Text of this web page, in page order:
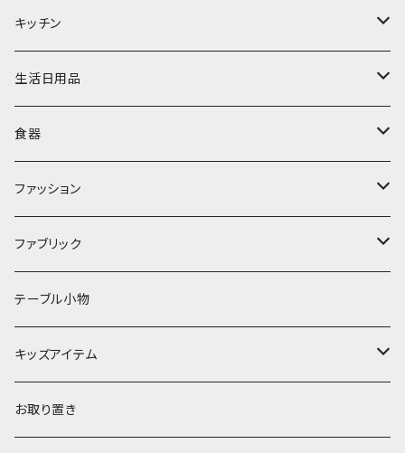
置物・オブジェ
ミラー
ぬいぐるみ
時計
フラワーベース
ランプ
キッチン
水筒・マグ
カトラリー
食器
その他
生活日用品
タオル・ハンカチ
キッチンクロス
その他
食器
コップ・マグカップ
プレート
ボウル
お茶碗
汁椀・丼ぶり
ファッション
バッグ
エプロン
財布・ポーチ
雨傘・日傘
ファブリック
タオル
クッションカバー
スローケット
テーブル小物
キッズアイテム
靴
お取り置き